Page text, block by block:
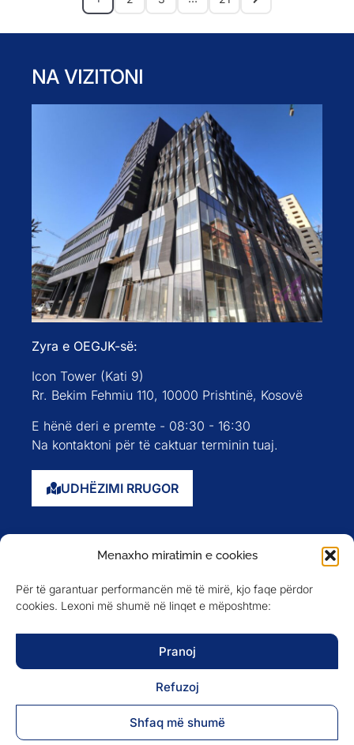
Menaxho miratimin e cookies
Për të garantuar performancën më të mirë, kjo faqe përdor
cookies. Lexoni më shumë në linqet e mëposhtme:
Pranoj
Refuzoj
Shfaq më shumë
NA VIZITONI
Zyra e OEGJK-së:
Icon Tower (Kati 9)
Rr. Bekim Fehmiu 110, 10000 Prishtinë, Kosovë
E hënë deri e premte - 08:30 - 16:30
Na kontaktoni për të caktuar terminin tuaj.
UDHËZIMI RRUGOR
Evente
Anëtarët
Newsletter